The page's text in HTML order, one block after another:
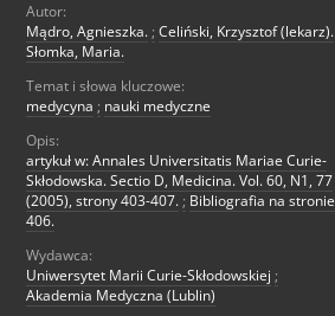
Autor:
Mądro, Agnieszka. ; Celiński, Krzysztof (lekarz).
Słomka, Maria.
Temat i słowa kluczowe:
medycyna ; nauki medyczne
Opis:
artykuł w: Annales Universitatis Mariae Curie-
Skłodowska. Sectio D, Medicina. Vol. 60, N1, 77
(2005), strony 403-407. ; Bibliografia na stronie
406.
Wydawca:
Uniwersytet Marii Curie-Skłodowskiej ;
Akademia Medyczna (Lublin)